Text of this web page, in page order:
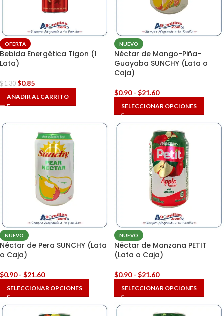
OFERTA
Bebida Energética Tigon (1
Lata)
$1.30 $0.85
AÑADIR AL CARRITO
NUEVO
Néctar de Mango-Piña-
Guayaba SUNCHY (Lata o
Caja)
$0.90 - $21.60
SELECCIONAR OPCIONES
NUEVO
Néctar de Pera SUNCHY (Lata
o Caja)
$0.90 - $21.60
SELECCIONAR OPCIONES
NUEVO
Néctar de Manzana PETIT
(Lata o Caja)
$0.90 - $21.60
SELECCIONAR OPCIONES